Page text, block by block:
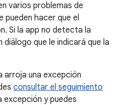
varios problemas de
pueden hacer que el
Si la app no detecta la
diálogo que le indicará que la
arroja una excepción
consultar el seguimiento
excepción y puedes